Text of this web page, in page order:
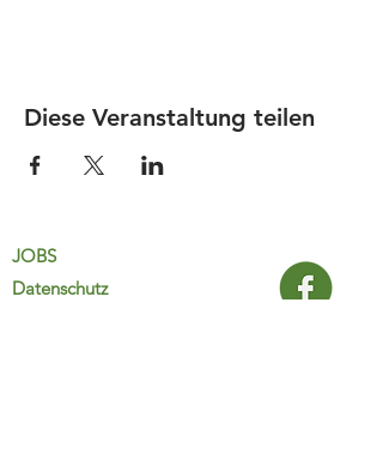
Diese Veranstaltung teilen
JOBS
Datenschutz